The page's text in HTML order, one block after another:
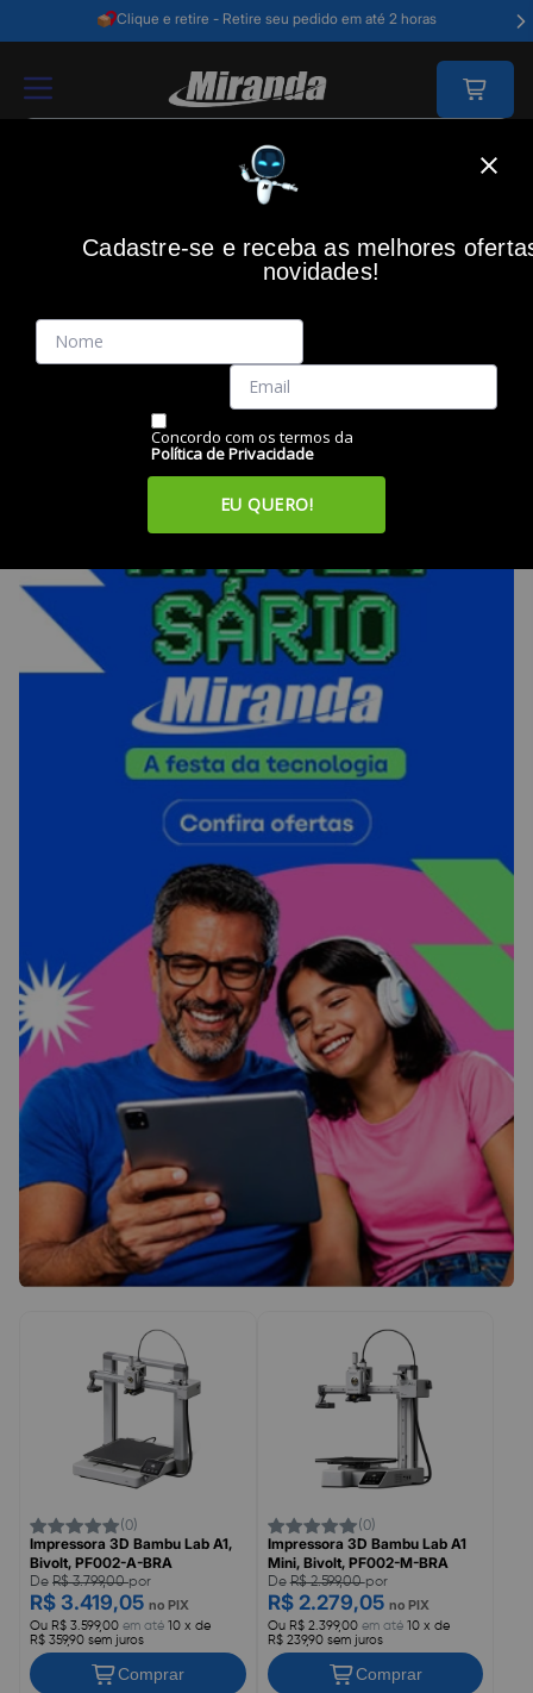
Clique e retire - Retire seu pedido em até 2 horas
IMPRESSORA 3D
(0)
Impressora 3D Bambu Lab A1,
Bivolt, PF002-A-BRA
De R$ 3.799,00por
R$ 3.419,05 no PIX
Ou R$ 3.599,00 em até 10 x de
R$ 359,90 sem juros
Comprar
(0)
Impressora 3D Bambu Lab A1
Mini, Bivolt, PF002-M-BRA
DeR$ 2.599,00por
R$ 2.279,05 no PIX
Ou R$ 2.399,00em até 10 x de
R$ 239,90 sem juros
Comprar
Cadastre-se e receba as melhores
novidades!
Concordo com os termos da
Política de Privacidade
EU QUERO!